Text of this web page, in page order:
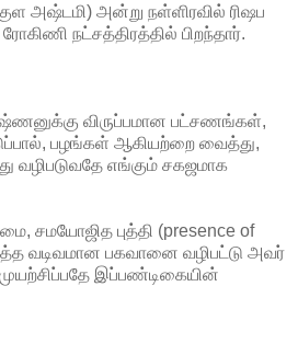
அஷ்டமி) அன்று நள்ளிரவில் ரிஷப
நட்சத்திரத்தில் பிறந்தார்.
விருப்பமான பட்சணங்கள்,
பழங்கள் ஆகியற்றை வைத்து,
வழிபடுவதே எங்கும் சகஜமாக
சமயோஜித புத்தி (presence of
வடிவமான பகவானை வழிபட்டு அவர்
இப்பண்டிகையின்